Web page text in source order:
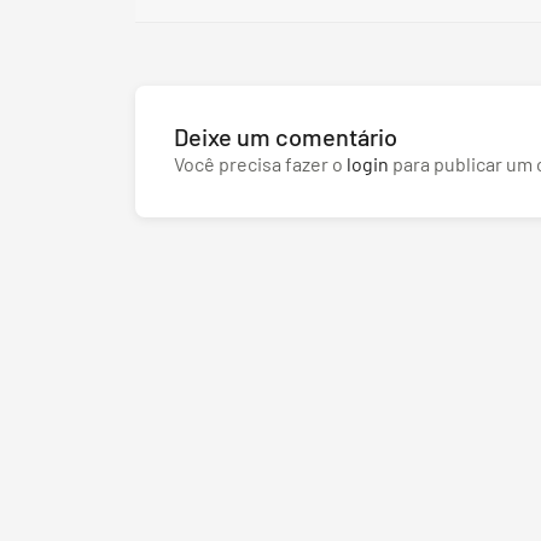
Deixe um comentário
Você precisa fazer o login para publicar um